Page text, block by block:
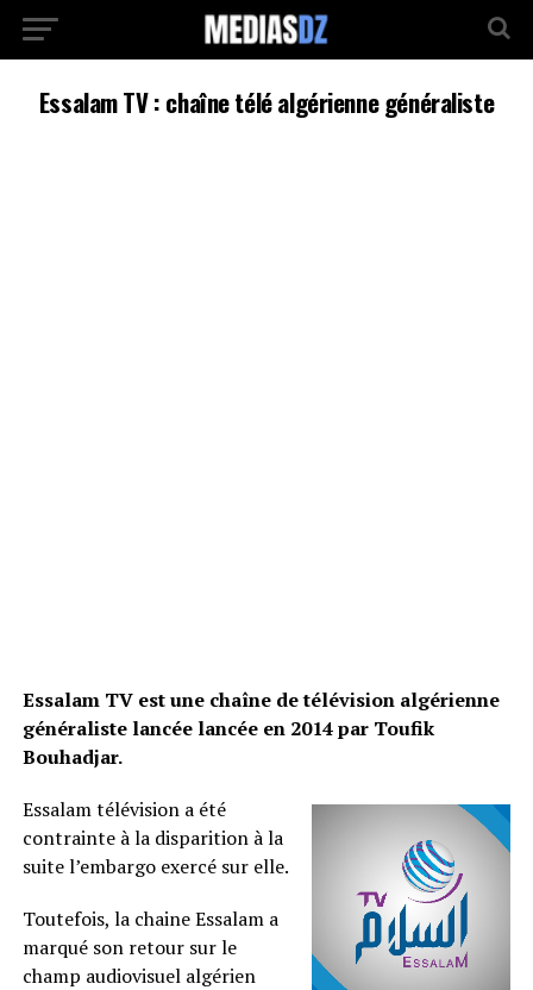
Essalam TV : chaîne télé algérienne généraliste
Essalam TV est une chaîne de télévision algérienne
généraliste lancée lancée en 2014 par Toufik
Bouhadjar.
Essalam télévision a été
contrainte à la disparition à la
suite l’embargo exercé sur elle.
Toutefois, la chaine Essalam a
marqué son retour sur le
champ audiovisuel algérien